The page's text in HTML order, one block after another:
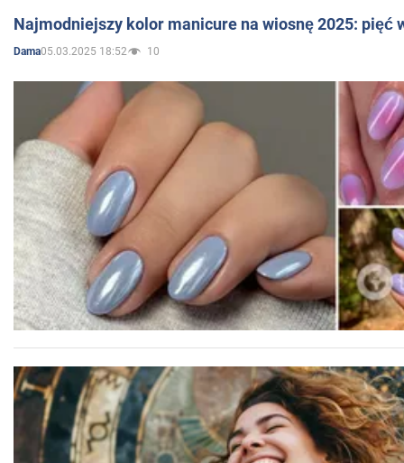
Najmodniejszy kolor manicure na wiosnę 2025: pięć
Dama05.03.2025 18:52 10